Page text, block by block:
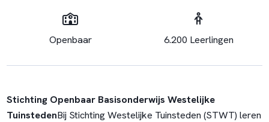
Openbaar 6.200 Leerlingen
Stichting Openbaar Basisonderwijs Westelijke
TuinstedenBij Stichting Westelijke Tuinsteden (STWT) leren